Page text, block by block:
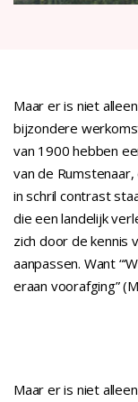
Maar er is niet
bijzondere
van 1900 hebben
van de
in schril contrast
die een landelijk
zich door de kennis
aanpassen. Want
eraan voorafging”
Maar er is niet